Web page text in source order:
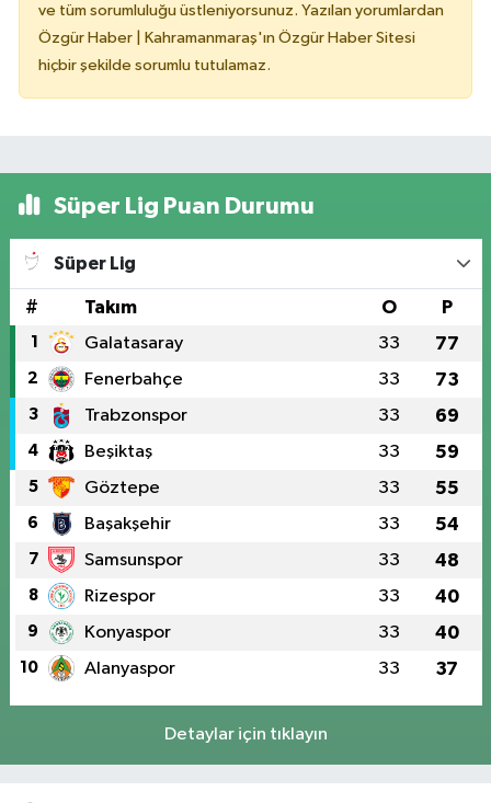
ve tüm sorumluluğu üstleniyorsunuz. Yazılan yorumlardan
Özgür Haber | Kahramanmaraş'ın Özgür Haber Sitesi
hiçbir şekilde sorumlu tutulamaz.
Süper Lig Puan Durumu
Süper Lig
# Takım O P
1 Galatasaray 33 77
2 Fenerbahçe 33 73
3 Trabzonspor 33 69
4 Beşiktaş 33 59
5 Göztepe 33 55
6 Başakşehir 33 54
7 Samsunspor 33 48
8 Rizespor 33 40
9 Konyaspor 33 40
10 Alanyaspor 33 37
Detaylar için tıklayın